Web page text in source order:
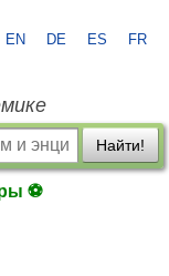
EN DE ES FR
Найти!
⚽